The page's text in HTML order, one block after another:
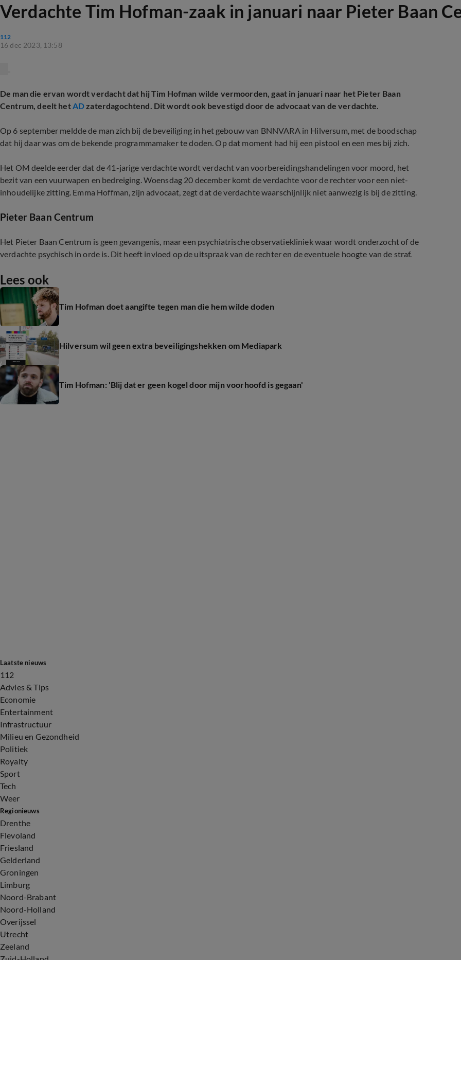
Verdachte Tim Hofman-zaak in januari naar Pieter Baan
112
16 dec 2023, 13:58
De man die ervan wordt verdacht dat hij Tim Hofman wilde vermoorden, gaat in januari naar het Pieter Baan
Centrum, deelt hetADzaterdagochtend. Dit wordt ook bevestigd door de advocaat van de verdachte.
Op 6 september meldde de man zich bij de beveiliging in het gebouw van BNNVARA in Hilversum, met de boodschap
dat hij daar was om de bekende programmamaker te doden. Op dat moment had hij een pistool en een mes bij zich.
Het OM deelde eerder dat de 41-jarige verdachte wordt verdacht van voorbereidingshandelingen voor moord, het
bezit van een vuurwapen en bedreiging. Woensdag 20 december komt de verdachte voor de rechter voor een niet-
inhoudelijke zitting. Emma Hoffman, zijn advocaat, zegt dat de verdachte waarschijnlijk niet aanwezig is bij de zitting.
Pieter Baan Centrum
Het Pieter Baan Centrum is geen gevangenis, maar een psychiatrische observatiekliniek waar wordt onderzocht of de
verdachte psychisch in orde is. Dit heeft invloed op de uitspraak van de rechter en de eventuele hoogte van de straf.
Lees ook
Tim Hofman doet aangifte tegen man die hem wilde doden
Hilversum wil geen extra beveiligingshekken om Mediapark
Tim Hofman: 'Blij dat er geen kogel door mijn voorhoofd is gegaan'
Laatste nieuws
112
Advies & Tips
Economie
Entertainment
Infrastructuur
Milieu en Gezondheid
Politiek
Royalty
Sport
Tech
Weer
Regionieuws
Drenthe
Flevoland
Friesland
Gelderland
Groningen
Limburg
Noord-Brabant
Noord-Holland
Overijssel
Utrecht
Zeeland
Zuid-Holland